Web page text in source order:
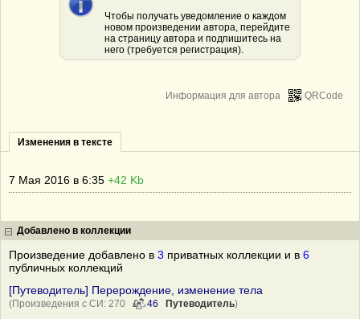
Чтобы получать уведомление о каждом
новом произведении автора, перейдите
на страницу автора и подпишитесь на
него (требуется регистрация).
QRCode
Информация для автора
Изменения в тексте
7 Мая 2016 в 6:35 +42 Kb
Добавлено в коллекции
Произведение добавлено в 3 приватных коллекции и в 6
публичных коллекций
[Путеводитель] Перерождение, изменение тела
(Произведения с СИ: 270 46 Путеводитель)